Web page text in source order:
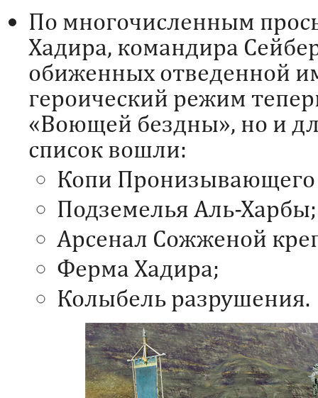
По многочисленным
Хадира, командира
обиженных отведенной
героический режим
«Воющей бездны», но и
список вошли:
Копи Пронизывающего
Подземелья Аль-Харбы;
Арсенал Сожженой
Ферма Хадира;
Колыбель разрушения.